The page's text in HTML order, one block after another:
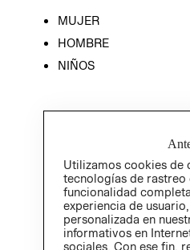
MUJER
HOMBRE
NIÑOS
Utilizamos cookies de
tecnologías de
funcionalidad
experiencia de
personalizada en
informativos en
sociales. Con ese fin,